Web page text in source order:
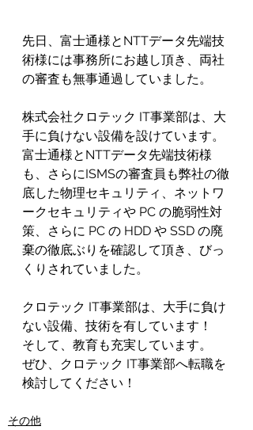
先日、富士通様とNTTデータ先端技
術様には事務所にお越し頂き、両社
の審査も無事通過していました。
株式会社クロテック IT事業部は、大
手に負けない設備を設けています。
富士通様とNTTデータ先端技術様
も、さらにISMSの審査員も弊社の徹
底した物理セキュリティ、ネットワ
ークセキュリティや PC の脆弱性対
策、さらに PC の HDD や SSD の廃
棄の徹底ぶりを確認して頂き、びっ
くりされていました。
クロテック IT事業部は、大手に負け
ない設備、技術を有しています！
そして、教育も充実しています。
ぜひ、クロテック IT事業部へ転職を
検討してください！
その他